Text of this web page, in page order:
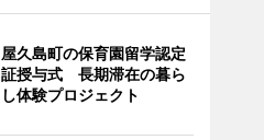
屋久島町の保育園留学認定
証授与式 長期滞在の暮ら
し体験プロジェクト